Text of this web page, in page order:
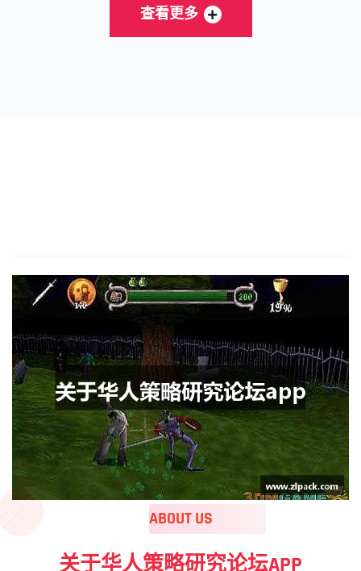
查看更多
ABOUT US
关于华人策略研究论坛APP